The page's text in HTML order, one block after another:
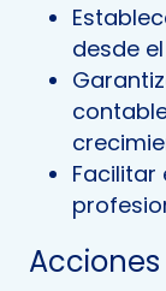
desde
Acciones